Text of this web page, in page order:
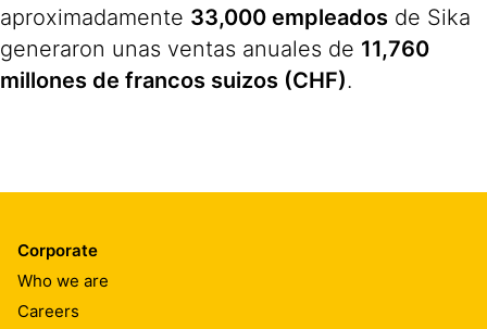
aproximadamente 33,000 empleados de Sika
generaron unas ventas anuales de 11,760
millones de francos suizos (CHF).
Corporate
Who we are
Careers